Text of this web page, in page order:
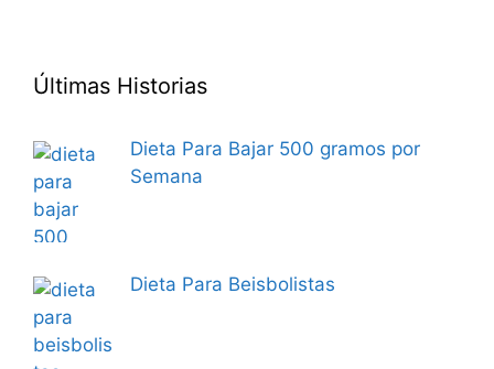
Últimas Historias
Dieta Para Bajar 500 gramos por
Semana
Dieta Para Beisbolistas